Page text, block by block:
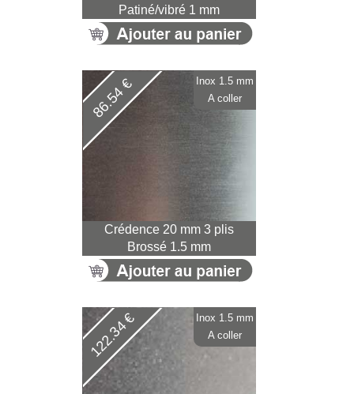
Patiné/vibré 1 mm
Crédence 20 mm 3 plis
Brossé 1.5 mm
86.54 €
Inox 1.5 mm
A coller
122.34 €
Inox 1.5 mm
A coller